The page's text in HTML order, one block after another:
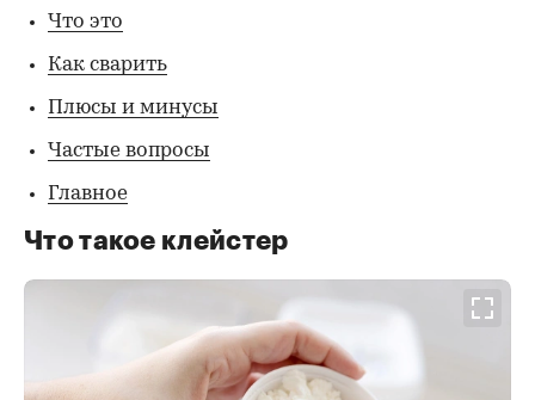
Что это
Как сварить
Плюсы и минусы
Частые вопросы
Главное
Что такое клейстер